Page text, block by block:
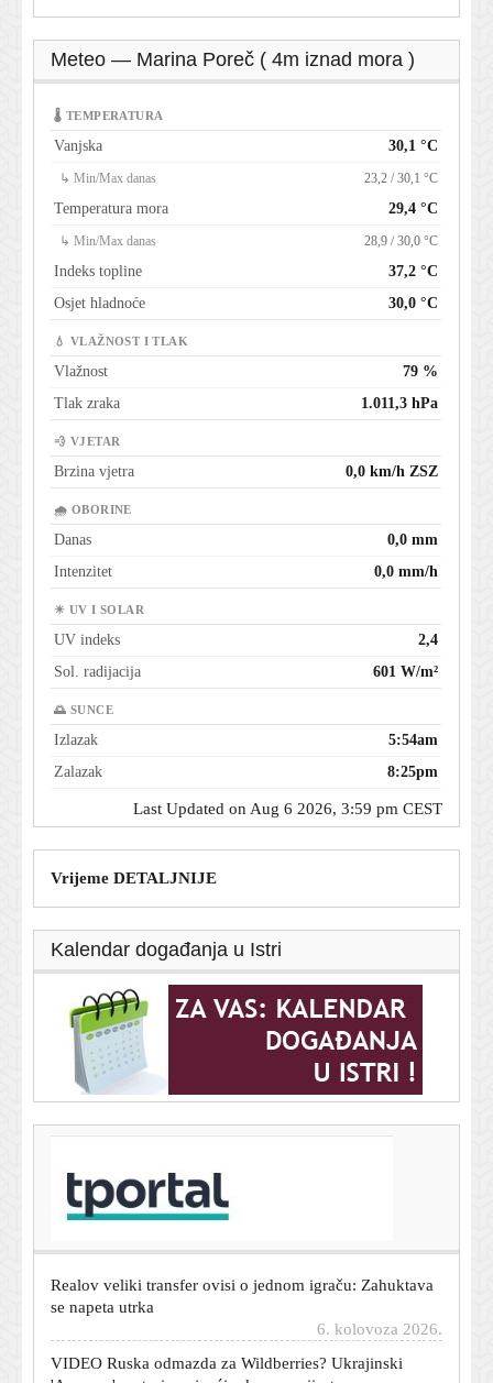
Meteo — Marina Poreč ( 4m iznad mora )
🌡 TEMPERATURA
Vanjska 30,1 °C
↳ Min/Max danas 23,2 / 30,1 °C
Temperatura mora 29,4 °C
↳ Min/Max danas 28,9 / 30,0 °C
Indeks topline
37,2 °C
Osjet hladnoće
30,0 °C
💧 VLAŽNOST I TLAK
Vlažnost
79 %
Tlak zraka
1.011,3 hPa
💨 VJETAR
Brzina vjetra 0,0 km/h ZSZ
🌧 OBORINE
Danas
0,0 mm
Intenzitet
0,0 mm/h
☀ UV I SOLAR
UV indeks
2,4
Sol. radijacija
601 W/m²
🌅 SUNCE
Izlazak
5:54am
Zalazak
8:25pm
Last Updated on Aug 6 2026, 3:59 pm CEST
Vrijeme DETALJNIJE
Kalendar događanja u Istri
Kraj rata u Ukrajini sve bliže? Profesor iz Japana iznio
hladnu računicu i izdvojio jednu europsku zemlju
se napeta utrka
VIDEO Ruska odmazda za Wildberries? Ukrajinski
'Amazon' pretrpio najveći udar u povijest